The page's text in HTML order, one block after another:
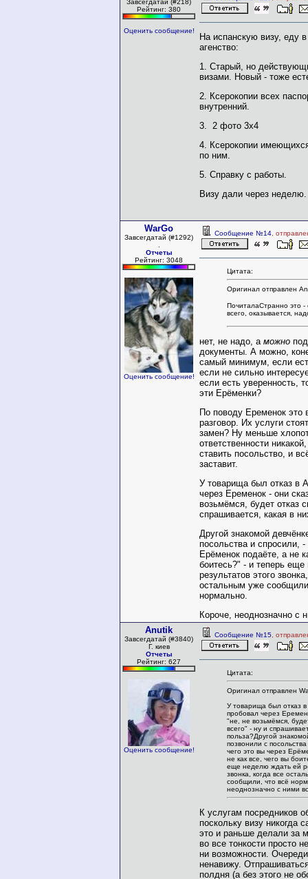
Завсегдатай (#218)
Рейтинг: 380
Оценить сообщение!
На испанскую визу, еду
агенство:
1. Старый, но
визами. Новый - тоже
2. Ксерокопии всех
внутренний.
3. 2 фото 3х4
4. Ксерокопии
по ним.
5. Справку с работы.
Визу дали через неделю.
WarGo
Завсегдатай (#1292)
Отчеты
Рейтинг: 3048
Оценить сообщение!
Сообщение №14 ,
Цитата:
Оригинал отправлен
ПочиталаСтранно это -
всего, оказывается,
нет, не надо, а можно
документы. А можно,
самый минимум, если
если не сильно
если есть уверенность,
эти Ерёменки?
По поводу Еременок это
разговор. Их услуги
замен? Ну меньше
ответственности
ставить посольство, и
заставит.
У товарища был отказ в
через Еременок - они
возьмёмся, будет отказ
спрашивается, какая в
Другой знакомой
посольства и спросили,
Ерёменок подаёте, а не
боитесь?" - и теперь
результатов этого
остальным уже
нормально.
Короче, неоднозначно с
Anutik
Завсегдатай (#3840)
Г. киев
Отчеты
Рейтинг: 627
Оценить сообщение!
Сообщение №15 ,
Цитата:
Оригинал отправлен
У товарища был отказ
пробовал через
"не, не возьмёмся,
всего" - ну и
польза?Другой
позвонили с
чего это вы через
не как все, чего вы
еще неделю ждать ей
звонка, когда все
сообщили, что всё
неоднозначно с ними
К услугам посредников
поскольку визу никогда
это и раньше делали за
во все тонкости просто
ни возможности.
ненавижу.
полдня (а без этого не